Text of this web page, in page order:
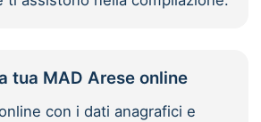
tua MAD Arese online
con i dati anagrafici e